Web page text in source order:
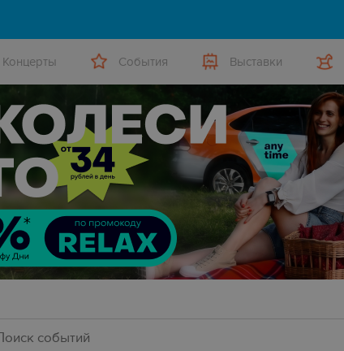
Концерты События Выставки